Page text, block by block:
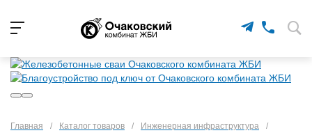
Главная / Каталог товаров / Инженерная инфраструктура
/